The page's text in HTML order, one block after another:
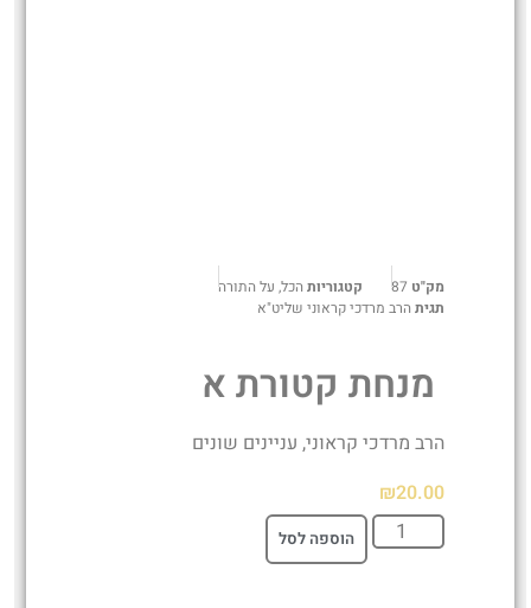
מק"ט 87 קטגוריות הכל, על התורה
תגית הרב מרדכי קראוני שליט"א
מנחת קטורת א
הרב מרדכי קראוני, עניינים שונים
₪20.00
הוספה לסל